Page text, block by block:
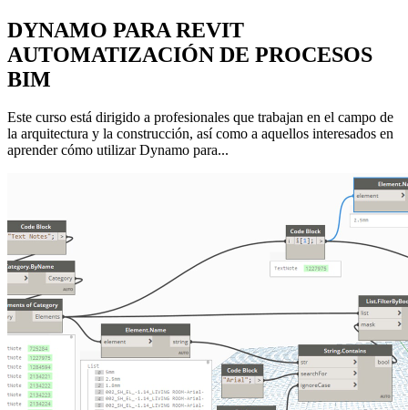
DYNAMO PARA REVIT
AUTOMATIZACIÓN DE PROCESOS
BIM
Este curso está dirigido a profesionales que trabajan en el campo de
la arquitectura y la construcción, así como a aquellos interesados en
aprender cómo utilizar Dynamo para...